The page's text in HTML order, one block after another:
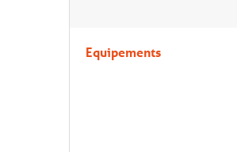
Equipements